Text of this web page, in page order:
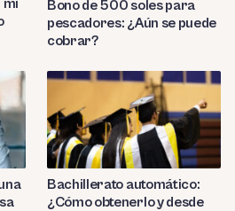
mi
Bono de 500 soles para
pescadores: ¿Aún se puede
cobrar?
Bachillerato automático:
¿Cómo obtenerlo y desde